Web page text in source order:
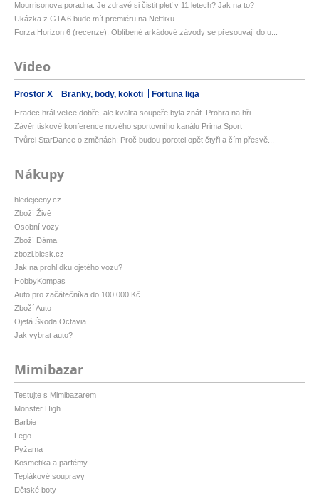
Mourrisonova poradna: Je zdravé si čistit pleť v 11 letech? Jak na to?
Ukázka z GTA 6 bude mít premiéru na Netflixu
Forza Horizon 6 (recenze): Oblíbené arkádové závody se přesouvají do u...
Video
Prostor X Branky, body, kokoti Fortuna liga
Hradec hrál velice dobře, ale kvalita soupeře byla znát. Prohra na hři...
Závěr tiskové konference nového sportovního kanálu Prima Sport
Tvůrci StarDance o změnách: Proč budou porotci opět čtyři a čím přesvě...
Nákupy
hledejceny.cz
Zboží Živě
Osobní vozy
Zboží Dáma
zbozi.blesk.cz
Jak na prohlídku ojetého vozu?
HobbyKompas
Auto pro začátečníka do 100 000 Kč
Zboží Auto
Ojetá Škoda Octavia
Jak vybrat auto?
Mimibazar
Testujte s Mimibazarem
Monster High
Barbie
Lego
Pyžama
Kosmetika a parfémy
Teplákové soupravy
Dětské boty